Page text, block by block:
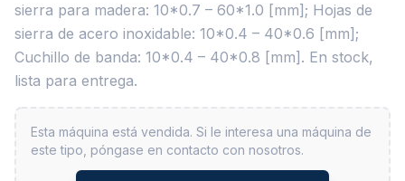
sierra para madera: 10*0.7 – 60*1.0 [mm]; Hojas de
sierra de acero inoxidable: 10*0.4 – 40*0.6 [mm];
Cuchillo de banda: 10*0.4 – 40*0.8 [mm]. En stock,
lista para entrega.
Esta máquina está vendida. Si le interesa una máquina de
este tipo, póngase en contacto con nosotros.